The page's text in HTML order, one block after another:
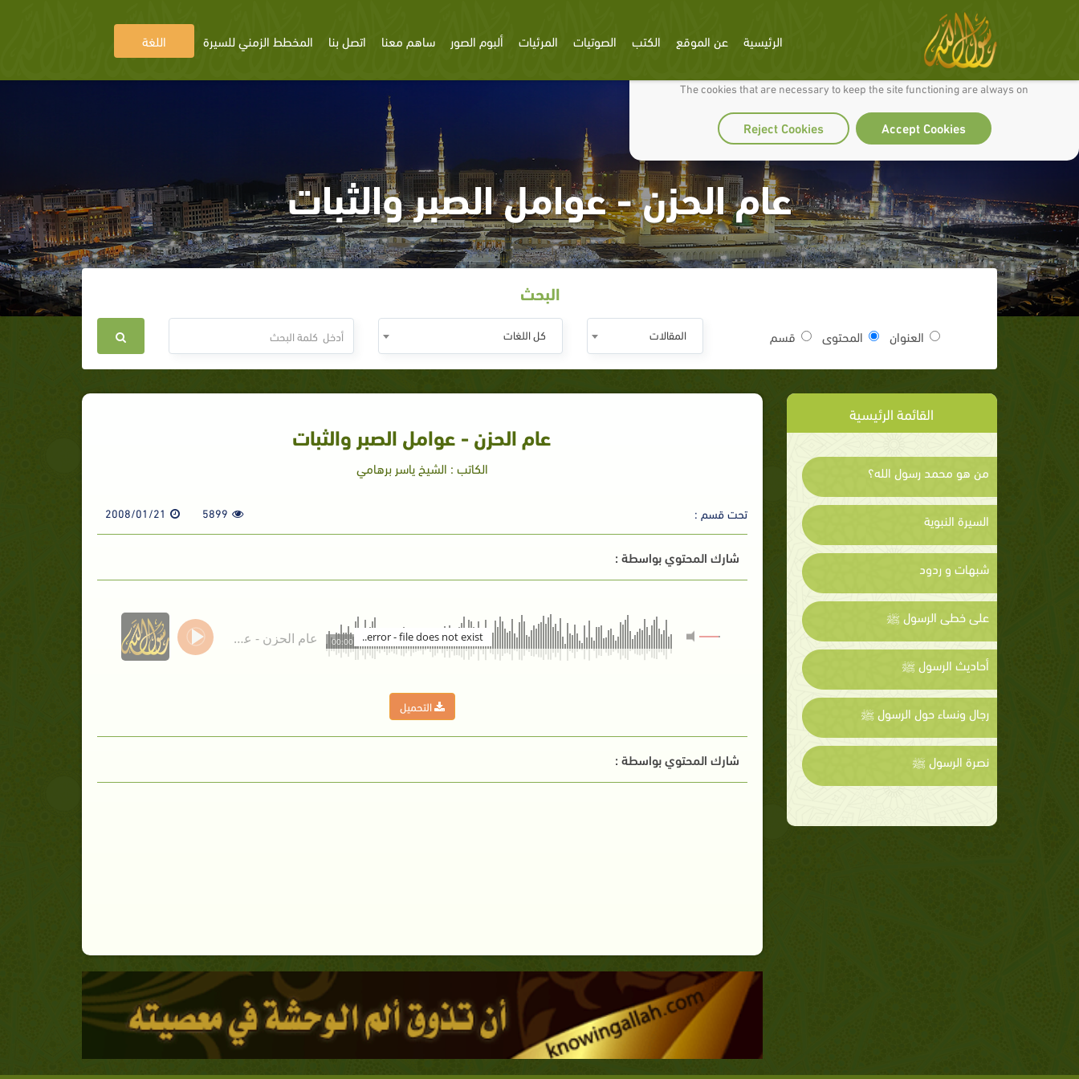
We use cookies to make our site work well for you and so we can continually improve it.
The cookies that are necessary to keep the site functioning are always on
Accept Cookies
Reject Cookies
الرئيسية عن الموقع الكتب الصوتيات المرئيات ألبوم الصور ساهم معنا اتصل بنا المخطط الزمني للسيرة اللغة
عام الحزن - عوامل الصبر والثبات
البحث
العنوان المحتوى قسم المقالات كل اللغات
القائمة الرئيسية
من هو محمد رسول الله؟
السيرة النبوية
شبهات و ردود
على خطى الرسول ﷺ
أحاديث الرسول ﷺ
رجال ونساء حول الرسول ﷺ
نصرة الرسول ﷺ
عام الحزن - عوامل الصبر والثبات
الكاتب : الشيخ ياسر برهامي
تحت قسم : 5899
2008/01/21
شارك المحتوي بواسطة :
عام الحزن - عوامل الصبر والثبات 00:00 error - file does not exist..
التحميل
شارك المحتوي بواسطة :